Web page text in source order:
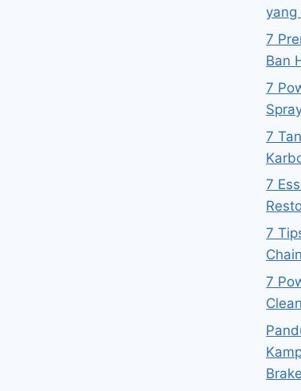
yang
7
Ban
7
7
7
7
7